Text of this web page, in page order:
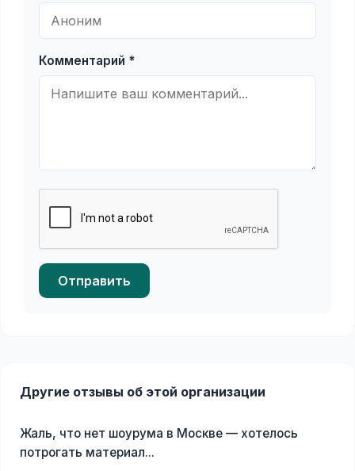
Комментарий *
Отправить
Другие отзывы об этой организации
Жаль, что нет шоурума в Москве — хотелось
потрогать материал...